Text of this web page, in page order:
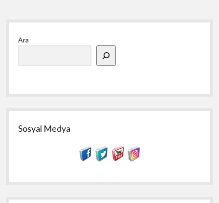
Yan
Menü
Ara
Sosyal Medya